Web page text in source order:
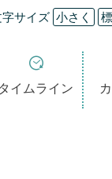
サイズ 小さく
タイムライン